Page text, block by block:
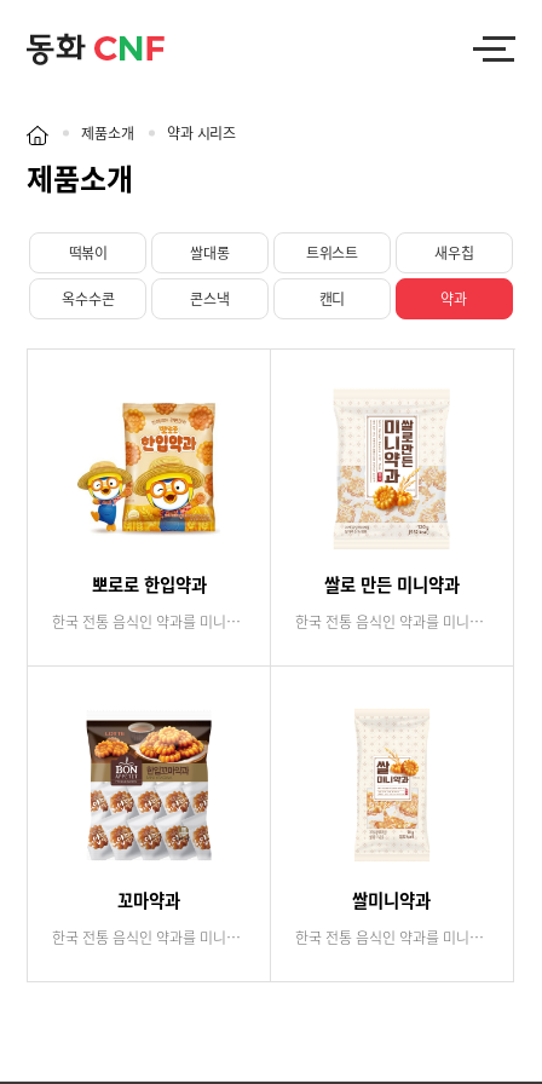
제품소개 약과 시리즈
제품소개
떡볶이 쌀대롱 트위스트 새우칩
옥수수콘 콘스낵 캔디 약과
뽀로로 한입약과
한국 전통 음식인 약과를 미니사이즈로 간식화된 최초, 최고의 제품입니다.
쌀로 만든 미니약과
한국 전통 음식인 약과를 미니사이즈로 간식화된 최초, 최고의 제품입니다.
꼬마약과
한국 전통 음식인 약과를 미니사이즈로 간식화된 최초, 최고의 제품입니다.
쌀미니약과
한국 전통 음식인 약과를 미니사이즈로 간식화된 최초, 최고의 제품입니다.